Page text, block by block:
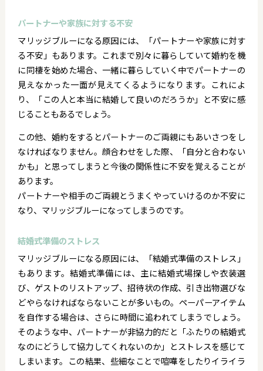
パートナーや家族に対する不安
マリッジブルーになる原因には、「パートナーや家族に対す
る不安」もあります。これまで別々に暮らしていて婚約を機
に同棲を始めた場合、一緒に暮らしていく中でパートナーの
見えなかった一面が見えてくるようになります。これによ
り、「この人と本当に結婚して良いのだろうか」と不安に感
じることもあるでしょう。
この他、婚約をするとパートナーのご両親にもあいさつをし
なければなりません。顔合わせをした際、「自分と合わない
かも」と思ってしまうと今後の関係性に不安を覚えることが
あります。
パートナーや相手のご両親とうまくやっていけるのか不安に
なり、マリッジブルーになってしまうのです。
結婚式準備のストレス
マリッジブルーになる原因には、「結婚式準備のストレス」
もあります。結婚式準備には、主に結婚式場探しや衣装選
び、ゲストのリストアップ、招待状の作成、引き出物選びな
どやらなければならないことが多いもの。ペーパーアイテム
を自作する場合は、さらに時間に追われてしまうでしょう。
そのような中、パートナーが非協力的だと「ふたりの結婚式
なのにどうして協力してくれないのか」とストレスを感じて
しまいます。この結果、些細なことで喧嘩をしたりイライラ